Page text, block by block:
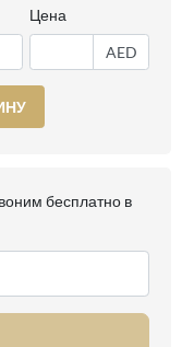
Цена
AED
бесплатно в